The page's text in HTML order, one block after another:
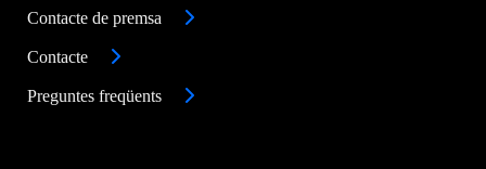
Contacte de premsa
Contacte
Preguntes freqüents